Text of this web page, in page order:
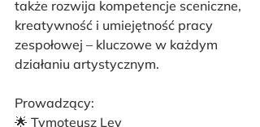
także rozwija kompetencje sceniczne,
kreatywność i umiejętność pracy
zespołowej – kluczowe w każdym
działaniu artystycznym.
Prowadzący:
🌟 Tymoteusz Ley